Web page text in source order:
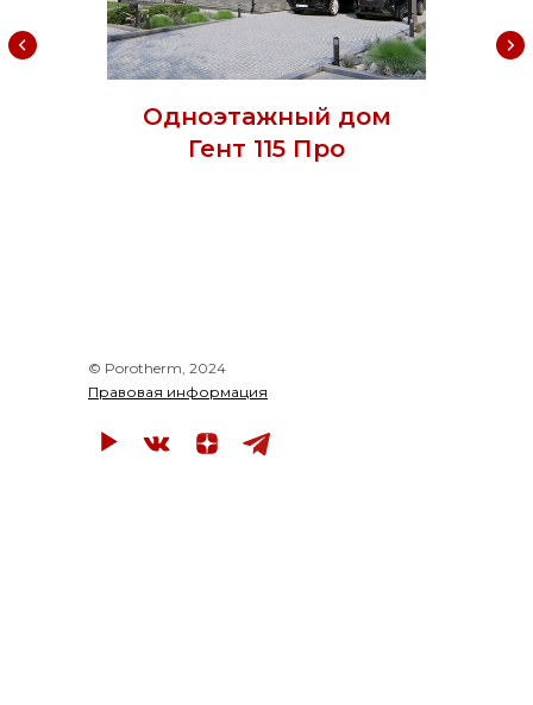
Одноэтажный дом
Гент 115 Про
© Porotherm, 2024
Правовая информация